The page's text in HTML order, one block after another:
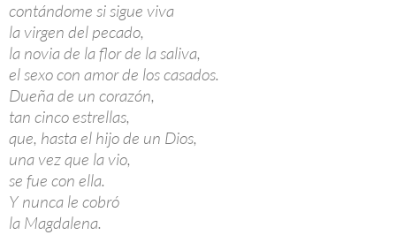
contándome si sigue viva
la virgen del pecado,
la novia de la flor de la saliva,
el sexo con amor de los casados.
Dueña de un corazón,
tan cinco estrellas,
que, hasta el hijo de un Dios,
una vez que la vio,
se fue con ella.
Y nunca le cobró
la Magdalena.